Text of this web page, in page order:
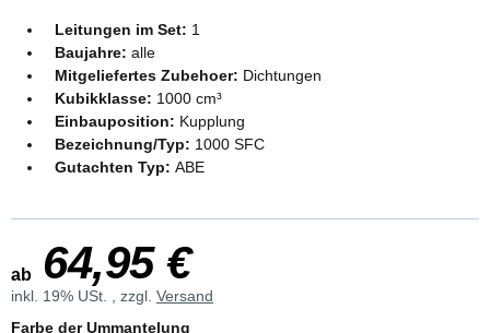
Leitungen im Set: 1
Baujahre: alle
Mitgeliefertes Zubehoer: Dichtungen
Kubikklasse: 1000 cm³
Einbauposition: Kupplung
Bezeichnung/Typ: 1000 SFC
Gutachten Typ: ABE
ab 64,95 €
inkl. 19% USt. , zzgl. Versand
Farbe der Ummantelung